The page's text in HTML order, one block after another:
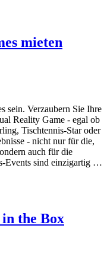
mieten
sein. Verzaubern Sie Ihre
Reality Game - egal ob
Tischtennis-Star oder
- nicht nur für die,
auch für die
Events sind einzigartig …
the Box